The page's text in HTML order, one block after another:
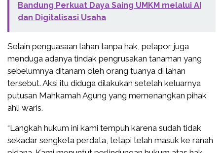
Bandung Perkuat Daya Saing UMKM melalui AI
dan Digitalisasi Usaha
Selain penguasaan lahan tanpa hak, pelapor juga
menduga adanya tindak pengrusakan tanaman yang
sebelumnya ditanam oleh orang tuanya di lahan
tersebut. Aksi itu diduga dilakukan setelah keluarnya
putusan Mahkamah Agung yang memenangkan pihak
ahli waris.
“Langkah hukum ini kami tempuh karena sudah tidak
sekadar sengketa perdata, tetapi telah masuk ke ranah